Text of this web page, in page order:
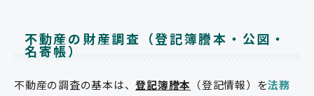
不動産の財産調査（登記簿謄本・公図・
名寄帳）
不動産の調査の基本は、登記簿謄本 （登記情報）を法務